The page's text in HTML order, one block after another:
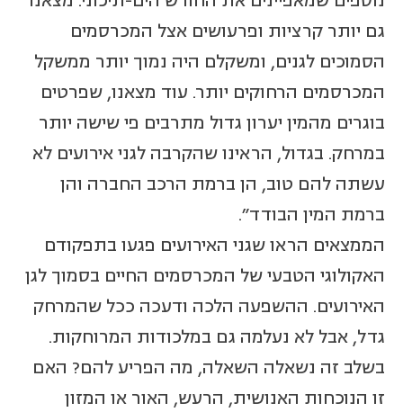
גם יותר קרציות ופרעושים אצל המכרסמים
הסמוכים לגנים, ומשקלם היה נמוך יותר ממשקל
המכרסמים הרחוקים יותר. עוד מצאנו, שפרטים
בוגרים מהמין יערון גדול מתרבים פי שישה יותר
במרחק. בגדול, הראינו שהקרבה לגני אירועים לא
עשתה להם טוב, הן ברמת הרכב החברה והן
ברמת המין הבודד".
הממצאים הראו שגני האירועים פגעו בתפקודם
האקולוגי הטבעי של המכרסמים החיים בסמוך לגן
האירועים. ההשפעה הלכה ודעכה ככל שהמרחק
גדל, אבל לא נעלמה גם במלכודות המרוחקות.
בשלב זה נשאלה השאלה, מה הפריע להם? האם
זו הנוכחות האנושית, הרעש, האור או המזון